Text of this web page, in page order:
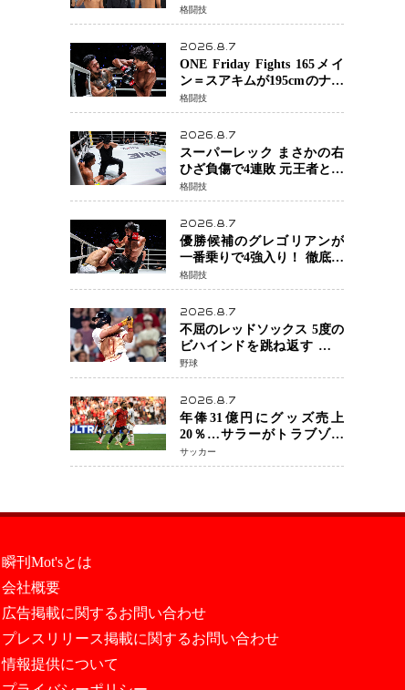
希ら注目ファイターは契約
体重で決戦へ、山本歩夢と
平山諒選手戦は中止に
格闘技
2026.8.7
ONE Friday Fights 165メイ
ン＝スアキムが195cmのナビ
ル・アナンからダウン奪
取！猛反撃を耐え抜き判定
勝利、8連勝を達成
格闘技
2026.8.7
スーパーレック まさかの右
ひざ負傷で4連敗 元王者とし
て異例の苦境…「アクシデ
ント」でも消えない危険信
号
格闘技
2026.8.7
優勝候補のグレゴリアンが
一番乗りで4強入り！ 徹底し
たローキックでウスビャン
を攻略、判定勝利
格闘技
2026.8.7
不屈のレッドソックス 5度の
ビハインドを跳ね返す 延長
13回サヨナラ勝ち 吉田正尚
選手も2安打1打点で貢献 4得
点以上は驚異の28連勝
野球
2026.8.7
年俸31億円にグッズ売上
20％…サラーがトラブゾン
スポル加入 世界サッカーは
「五大リーグ一強」から新
サッカー
瞬刊Mot'sとは
会社概要
広告掲載に関するお問い合わせ
プレスリリース掲載に関するお問い合わせ
情報提供について